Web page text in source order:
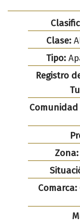
Clase:
Tipo:
Registro
Zona:
Comarca: